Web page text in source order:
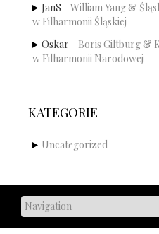
JanS - William Yang &
w Filharmonii Śląskiej
Oskar - Boris Giltburg &
w Filharmonii Narodowej
KATEGORIE
Uncategorized